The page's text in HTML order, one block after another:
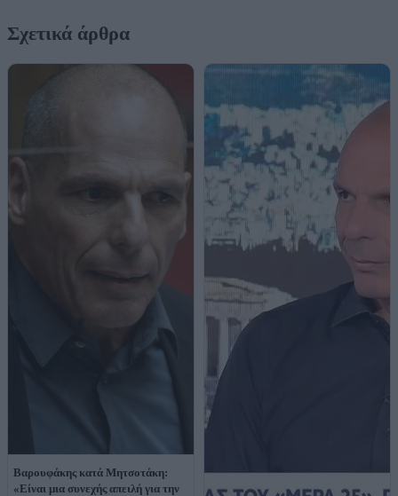
Σχετικά άρθρα
Βαρουφάκης κατά Μητσοτάκη:
«Είναι μια συνεχής απειλή για την